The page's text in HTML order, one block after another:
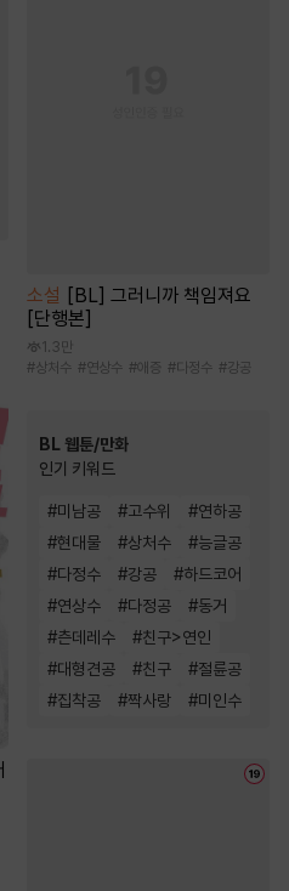
소설 [BL] 그러니까 책임져요
[단행본]
1.3만
#상처수 #연상수 #애증 #다정수 #강공
BL 웹툰/만화
인기 키워드
#미남공 #고수위 #연하공
#현대물 #상처수 #능글공
#다정수 #강공 #하드코어
#연상수 #다정공 #동거
#츤데레수 #친구>연인
#대형견공 #친구 #절륜공
#집착공 #짝사랑 #미인수